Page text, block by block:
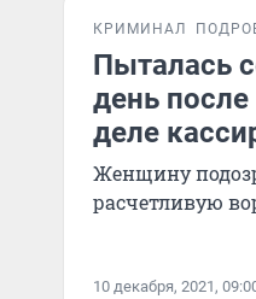
КРИМИНАЛ
Пыталась
день
деле
Женщину
расчетливую
10 декабря, 2021,